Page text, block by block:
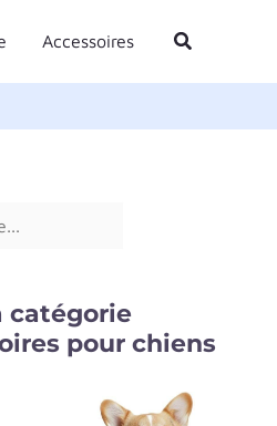
Accessoires Rechercher
catégorie
pour chiens